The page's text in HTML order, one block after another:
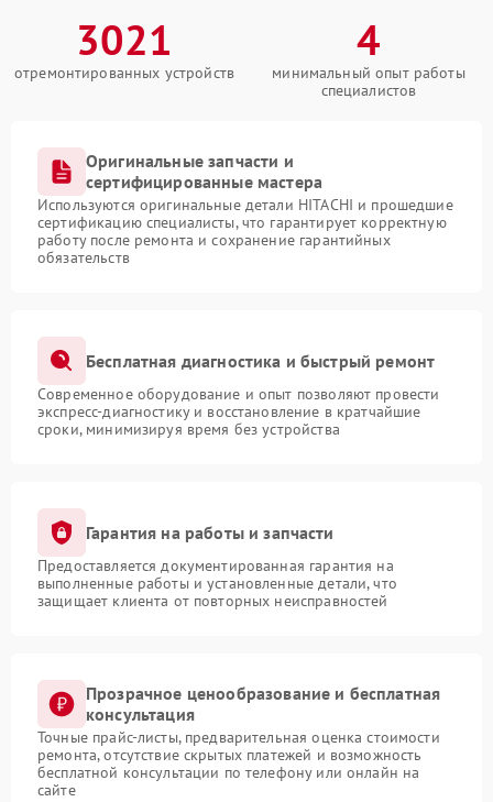
3021
отремонтированных устройств
4
минимальный опыт работы
специалистов
Оригинальные запчасти и
сертифицированные мастера
Используются оригинальные детали HITACHI и прошедшие
сертификацию специалисты, что гарантирует корректную
работу после ремонта и сохранение гарантийных
обязательств
Бесплатная диагностика и быстрый ремонт
Современное оборудование и опыт позволяют провести
экспресс-диагностику и восстановление в кратчайшие
сроки, минимизируя время без устройства
Гарантия на работы и запчасти
Предоставляется документированная гарантия на
выполненные работы и установленные детали, что
защищает клиента от повторных неисправностей
Прозрачное ценообразование и бесплатная
консультация
Точные прайс-листы, предварительная оценка стоимости
ремонта, отсутствие скрытых платежей и возможность
бесплатной консультации по телефону или онлайн на
сайте